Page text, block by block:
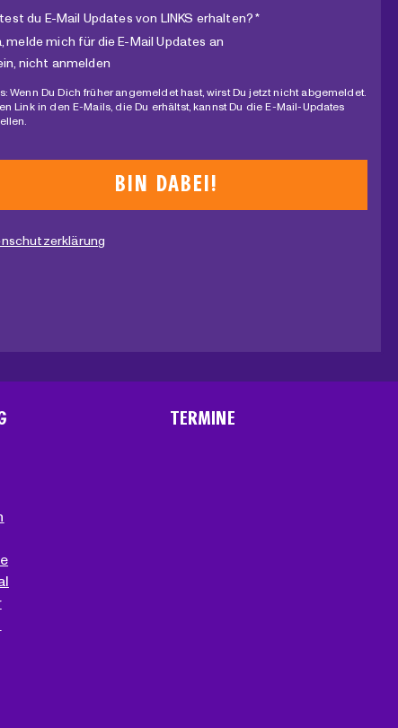
du E-Mail Updates von LINKS erhalten? *
melde mich für die E-Mail Updates an
nicht anmelden
Wenn Du Dich früher angemeldet hast, wirst Du jetzt nicht abgemeldet.
Link in den E-Mails, die Du erhältst, kannst Du die E-Mail-Updates
TERMINE